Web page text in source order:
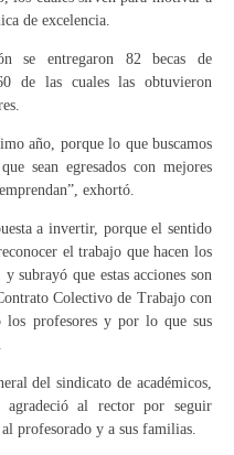
de excelencia.
se entregaron 82 becas de
de las cuales las obtuvieron
año, porque lo que buscamos
sean egresados con mejores
exhortó.
a invertir, porque el sentido
el trabajo que hacen los
subrayó que estas acciones son
Colectivo de Trabajo con
profesores y por lo que sus
del sindicato de académicos,
al rector por seguir
profesorado y a sus familias.